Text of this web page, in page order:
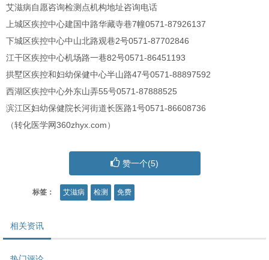
艾滋病自愿咨询检测点机构地址咨询电话
上城区疾控中心建国中路华藏寺巷7幢0571-87926137
下城区疾控中心中山北路观巷2号0571-87702846
江干区疾控中心机场路一巷82号0571-86451193
拱墅区疾控和妇幼保健中心半山路47号0571-88897592
西湖区疾控中心外东山弄55号0571-87888525
滨江区妇幼保健院长河街道长医路1号0571-86608736
（转化医学网360zhyx.com）
赞一个(5)
标签： 艾滋病 检测 免费
相关资讯